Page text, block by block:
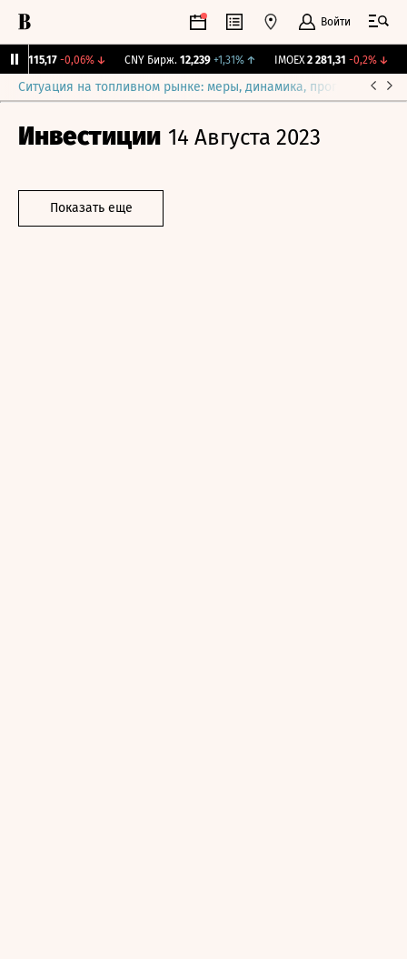
Войти
115,17 -0,06%↓ CNY Бирж. 12,239 +1,31% ↑ IMOEX 2 281,31 -0,2%↓
Ситуация на топливном рынке: меры, динамика, прогнозы
Инвестиции 14 Августа 2023
Показать еще